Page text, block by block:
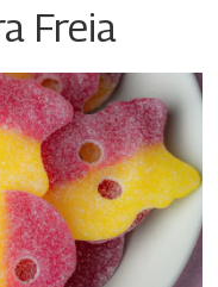
Freia